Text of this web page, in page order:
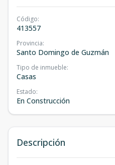
Código:
413557
Provincia:
Santo Domingo de Guzmán
Tipo de inmueble:
Casas
Estado:
En Construcción
Descripción